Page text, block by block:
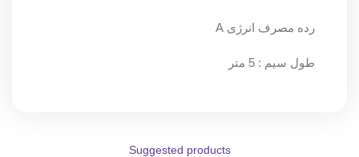
رده مصرف انرژی A
طول سیم : 5 متر
Suggested products